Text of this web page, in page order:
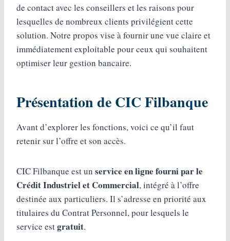
de contact avec les conseillers et les raisons pour
lesquelles de nombreux clients privilégient cette
solution. Notre propos vise à fournir une vue claire et
immédiatement exploitable pour ceux qui souhaitent
optimiser leur gestion bancaire.
Présentation de CIC Filbanque
Avant d’explorer les fonctions, voici ce qu’il faut
retenir sur l’offre et son accès.
CIC Filbanque est un service en ligne fourni par le
Crédit Industriel et Commercial, intégré à l’offre
destinée aux particuliers. Il s’adresse en priorité aux
titulaires du Contrat Personnel, pour lesquels le
service estgratuit.